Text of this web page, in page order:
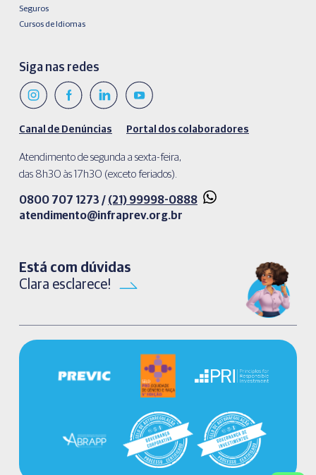
Seguros
Cursos de Idiomas
Siga nas redes
Canal de Denúncias Portal dos colaboradores
Atendimento de segunda a sexta-feira,
das 8h30 às 17h30 (exceto feriados).
0800 707 1273 / (21) 99998-0888
atendimento@infraprev.org.br​
Está com dúvidas
Clara esclarece!